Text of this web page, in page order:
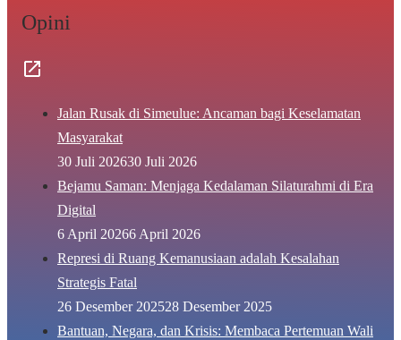
Opini
Jalan Rusak di Simeulue: Ancaman bagi Keselamatan
Masyarakat
30 Juli 202630 Juli 2026
Bejamu Saman: Menjaga Kedalaman Silaturahmi di Era
Digital
6 April 20266 April 2026
Represi di Ruang Kemanusiaan adalah Kesalahan
Strategis Fatal
26 Desember 202528 Desember 2025
Bantuan, Negara, dan Krisis: Membaca Pertemuan Wali